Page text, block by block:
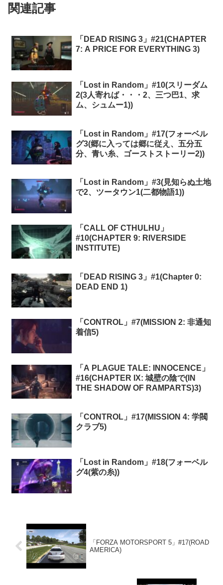
関連記事
「DEAD RISING 3」#21(CHAPTER
7: A PRICE FOR EVERYTHING 3)
「Lost in Random」#10(スリーダム
2(3人寄れば・・・2、三つ巴1、求
ム、シュムー1))
「Lost in Random」#17(フォーベル
グ3(郷に入っては郷に従え、五分五
分、青い糸、ゴーストストーリー2))
「Lost in Random」#3(見知らぬ土地
で2、ツータウン1(二都物語1))
「CALL OF CTHULHU」
#10(CHAPTER 9: RIVERSIDE
INSTITUTE)
「DEAD RISING 3」#1(Chapter 0:
DEAD END 1)
「CONTROL」#7(MISSION 2: 非通知
着信5)
「A PLAGUE TALE: INNOCENCE」
#16(CHAPTER IX: 城壁の陰で(IN
THE SHADOW OF RAMPARTS)3)
「CONTROL」#17(MISSION 4: 学閥
クラブ5)
「Lost in Random」#18(フォーベル
グ4(紫の糸))
「FORZA MOTORSPORT 5」#17(ROAD
AMERICA)